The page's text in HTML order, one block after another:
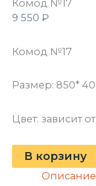
Комод №17
9 550 ₽
Комод №17
Размер: 850*
Цвет: зависит
В корзину
Описание